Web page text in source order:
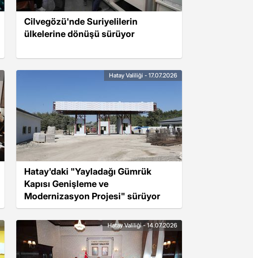
Cilvegözü'nde Suriyelilerin
ülkelerine dönüşü sürüyor
Hatay'daki "Yayladağı Gümrük
Kapısı Genişleme ve
Modernizasyon Projesi" sürüyor
Hatay Valiliği - 17.07.2026
Hatay Valiliği - 14.07.2026